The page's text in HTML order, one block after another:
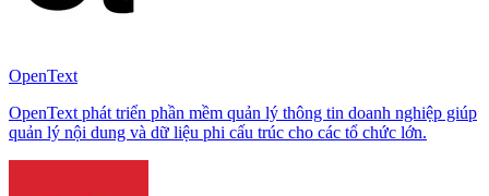
OpenText
OpenText phát triển phần mềm quản lý thông tin doanh nghiệp giúp
quản lý nội dung và dữ liệu phi cấu trúc cho các tổ chức lớn.